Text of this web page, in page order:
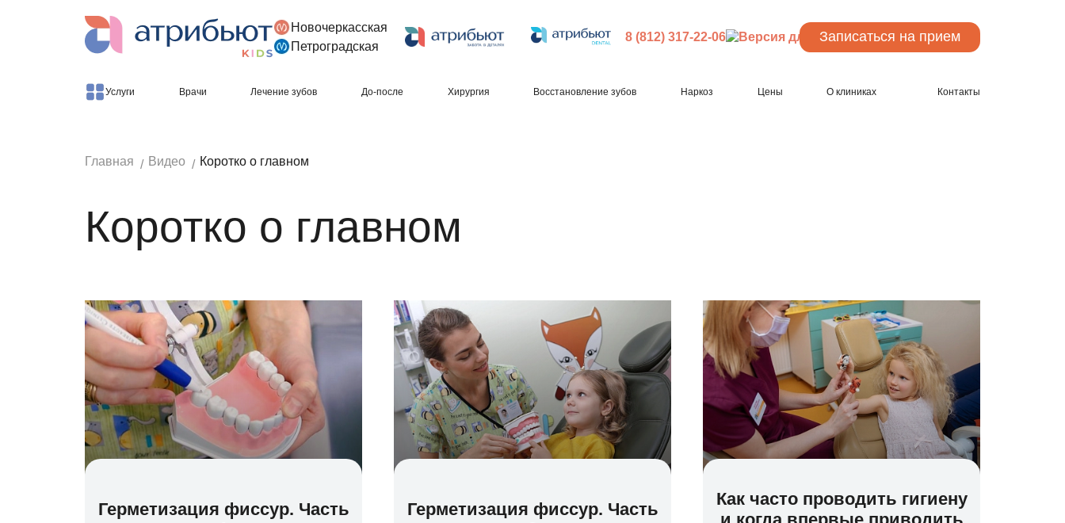
Версия для слабовидящих
Новочеркасская
Петроградская
8 (812) 317-22-06 Записаться на прием
Услуги Врачи Лечение зубов До-после Хирургия Восстановление зубов Наркоз Цены О клиниках Контакты
Главная Видео Коротко о главном
Коротко о главном
Герметизация фиссур. Часть
Герметизация фиссур. Часть
Как часто проводить гигиену